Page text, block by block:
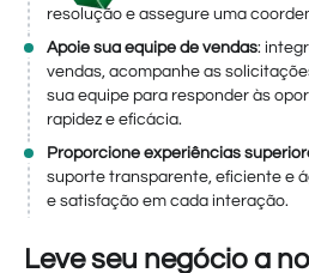
resolução e assegure uma
Apoie sua equipe de vendas:
vendas, acompanhe as
sua equipe para responder às
rapidez e eficácia.
Proporcione experiências
suporte transparente, eficiente e
e satisfação em cada interação.
Leve seu negócio a